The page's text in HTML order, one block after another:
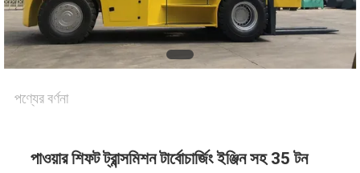
পণ্যের বর্ণনা
পাওয়ার শিফট ট্রান্সমিশন টার্বোচার্জিং ইঞ্জিন সহ 35 টন